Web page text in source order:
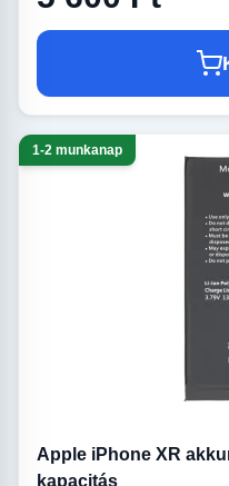
1-2 munkanap
Apple iPhone XR
kapacitás